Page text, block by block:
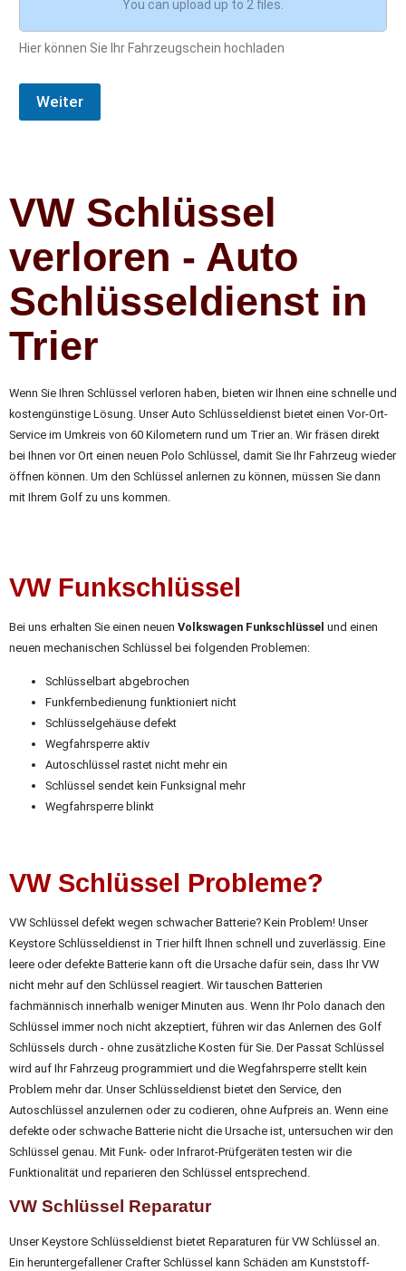
You can upload up to 2 files.
Hier können Sie Ihr Fahrzeugschein hochladen
Weiter
VW Schlüssel
verloren - Auto
Schlüsseldienst in
Trier
Wenn Sie Ihren Schlüssel verloren haben, bieten wir Ihnen eine schnelle und
kostengünstige Lösung. Unser Auto Schlüsseldienst bietet einen Vor-Ort-
Service im Umkreis von 60 Kilometern rund um Trier an. Wir fräsen direkt
bei Ihnen vor Ort einen neuen Polo Schlüssel, damit Sie Ihr Fahrzeug wieder
öffnen können. Um den Schlüssel anlernen zu können, müssen Sie dann
mit Ihrem Golf zu uns kommen.
VW Funkschlüssel
Bei uns erhalten Sie einen neuen Volkswagen Funkschlüssel und einen
neuen mechanischen Schlüssel bei folgenden Problemen:
Schlüsselbart abgebrochen
Funkfernbedienung funktioniert nicht
Schlüsselgehäuse defekt
Wegfahrsperre aktiv
Autoschlüssel rastet nicht mehr ein
Schlüssel sendet kein Funksignal mehr
Wegfahrsperre blinkt
VW Schlüssel Probleme?
VW Schlüssel defekt wegen schwacher Batterie? Kein Problem! Unser
Keystore Schlüsseldienst in Trier hilft Ihnen schnell und zuverlässig. Eine
leere oder defekte Batterie kann oft die Ursache dafür sein, dass Ihr VW
nicht mehr auf den Schlüssel reagiert. Wir tauschen Batterien
fachmännisch innerhalb weniger Minuten aus. Wenn Ihr Polo danach den
Schlüssel immer noch nicht akzeptiert, führen wir das Anlernen des Golf
Schlüssels durch - ohne zusätzliche Kosten für Sie. Der Passat Schlüssel
wird auf Ihr Fahrzeug programmiert und die Wegfahrsperre stellt kein
Problem mehr dar. Unser Schlüsseldienst bietet den Service, den
Autoschlüssel anzulernen oder zu codieren, ohne Aufpreis an. Wenn eine
defekte oder schwache Batterie nicht die Ursache ist, untersuchen wir den
Schlüssel genau. Mit Funk- oder Infrarot-Prüfgeräten testen wir die
Funktionalität und reparieren den Schlüssel entsprechend.
VW Schlüssel Reparatur
Unser Keystore Schlüsseldienst bietet Reparaturen für VW Schlüssel an.
Ein heruntergefallener Crafter Schlüssel kann Schäden am Kunststoff-